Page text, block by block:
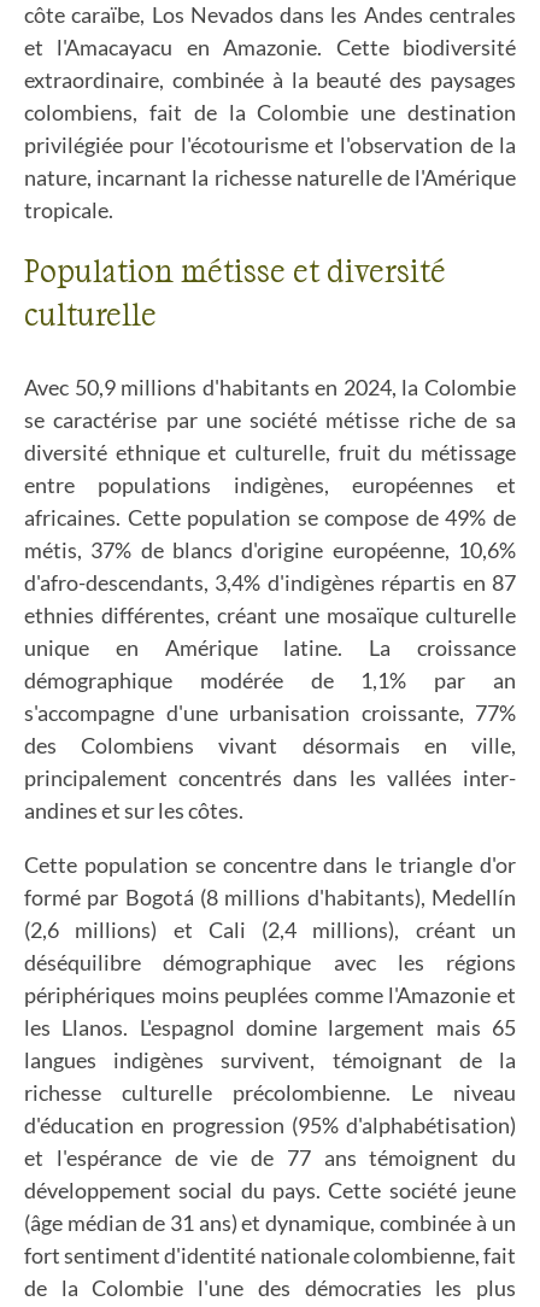
côte caraïbe, Los Nevados dans les Andes centrales
et l'Amacayacu en Amazonie. Cette biodiversité
extraordinaire, combinée à la beauté des paysages
colombiens, fait de la Colombie une destination
privilégiée pour l'écotourisme et l'observation de la
nature, incarnant la richesse naturelle de l'Amérique
tropicale.
Population métisse et diversité
culturelle
Avec 50,9 millions d'habitants en 2024, la Colombie
se caractérise par une société métisse riche de sa
diversité ethnique et culturelle, fruit du métissage
entre populations indigènes, européennes et
africaines. Cette population se compose de 49% de
métis, 37% de blancs d'origine européenne, 10,6%
d'afro-descendants, 3,4% d'indigènes répartis en 87
ethnies différentes, créant une mosaïque culturelle
unique en Amérique latine. La croissance
démographique modérée de 1,1% par an
s'accompagne d'une urbanisation croissante, 77%
des Colombiens vivant désormais en ville,
principalement concentrés dans les vallées inter-
andines et sur les côtes.
Cette population se concentre dans le triangle d'or
formé par Bogotá (8 millions d'habitants), Medellín
(2,6 millions) et Cali (2,4 millions), créant un
déséquilibre démographique avec les régions
périphériques moins peuplées comme l'Amazonie et
les Llanos. L'espagnol domine largement mais 65
langues indigènes survivent, témoignant de la
richesse culturelle précolombienne. Le niveau
d'éducation en progression (95% d'alphabétisation)
et l'espérance de vie de 77 ans témoignent du
développement social du pays. Cette société jeune
(âge médian de 31 ans) et dynamique, combinée à un
fort sentiment d'identité nationale colombienne, fait
de la Colombie l'une des démocraties les plus